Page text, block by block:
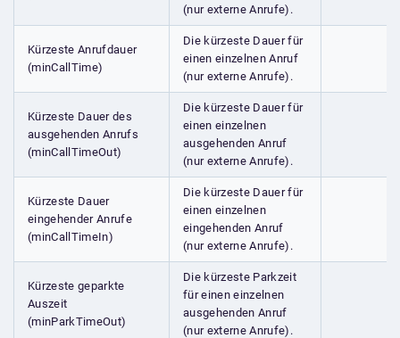
(nur externe Anrufe).
Kürzeste Anrufdauer
(minCallTime)
Die kürzeste Dauer für
einen einzelnen Anruf
(nur externe Anrufe).
Kürzeste Dauer des
ausgehenden Anrufs
(minCallTimeOut)
Die kürzeste Dauer für
einen einzelnen
ausgehenden Anruf
(nur externe Anrufe).
Kürzeste Dauer
eingehender Anrufe
(minCallTimeIn)
Die kürzeste Dauer für
einen einzelnen
eingehenden Anruf
(nur externe Anrufe).
Kürzeste geparkte
Auszeit
(minParkTimeOut)
Die kürzeste Parkzeit
für einen einzelnen
ausgehenden Anruf
(nur externe Anrufe).